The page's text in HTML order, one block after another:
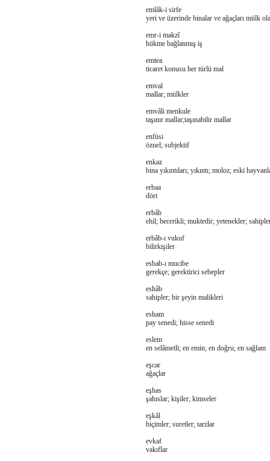
emlâk-i sirfe
yeri ve üzerinde binalar ve ağaçları mülk
emr-i makzî
hükme bağlanmış iş
emtea
ticaret konusu her türlü mal
emval
mallar; mülkler
emvâli menkule
taşınır mallar;taşınabilir mallar
enfüsi
öznel; subjektif
enkaz
bina yıkıntıları; yıkıntı; moloz; eski
erbaa
dört
erbâb
ehil; becerikli; muktedir; yetenekler;
erbâb-ı vukuf
bilirkişiler
esbab-ı mucibe
gerekçe; gerektirici sebepler
eshâb
sahipler; bir şeyin malikleri
esham
pay senedi; hisse senedi
eslem
en selâmetli; en emin; en doğru; en sağlam
eşcar
ağaçlar
eşhas
şahıslar; kişiler; kimseler
eşkâl
biçimler; suretler; tarzlar
evkaf
vakıflar